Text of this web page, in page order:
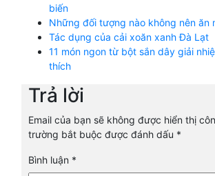
biến
Những đối tượng nào không nên ăn
Tác dụng của cải xoăn xanh Đà Lạt
11 món ngon từ bột sắn dây giải
thích
Trả lời
Email của bạn sẽ không được hiển thị
trường bắt buộc được đánh dấu *
Bình luận *